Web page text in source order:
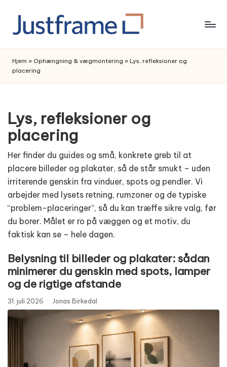
content
Hjem » Ophængning & vægmontering » Lys, refleksioner og
placering
Lys, refleksioner og
placering
Her finder du guides og små, konkrete greb til at
placere billeder og plakater, så de står smukt – uden
irriterende genskin fra vinduer, spots og pendler. Vi
arbejder med lysets retning, rumzoner og de typiske
“problem-placeringer”, så du kan træffe sikre valg, før
du borer. Målet er ro på væggen og et motiv, du
faktisk kan se – hele dagen.
Belysning til billeder og plakater: sådan
minimerer du genskin med spots, lamper
og de rigtige afstande
31. juli 2026 · Jonas Birkedal